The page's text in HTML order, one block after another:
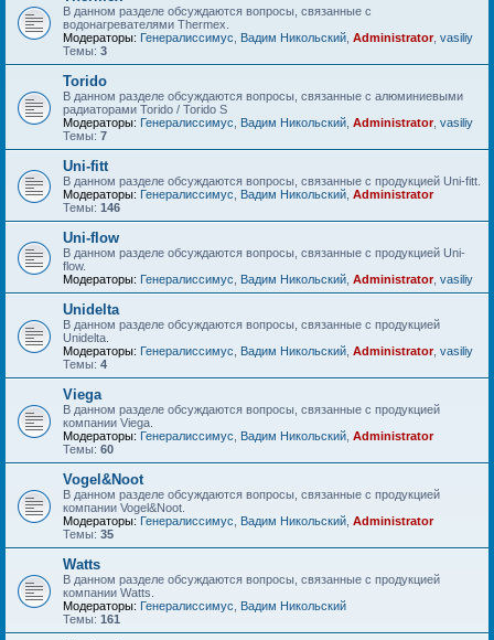
В данном разделе обсуждаются вопросы, связанные с
водонагревателями Thermex.
Модераторы: Генералиссимус Вадим Никольский Administrator, vasiliy
Темы: 3
Torido
В данном разделе обсуждаются вопросы, связанные с алюминиевыми
радиаторами Torido / Torido S
Модераторы: Генералиссимус Вадим Никольский Administrator, vasiliy
Темы: 7
Uni-fitt
В данном разделе обсуждаются вопросы, связанные с продукцией Uni-fitt.
Модераторы: Генералиссимус Вадим Никольский Administrator
Темы: 146
Uni-flow
В данном разделе обсуждаются вопросы, связанные с продукцией Uni-
flow.
Модераторы: Генералиссимус Вадим Никольский Administrator, vasiliy
Unidelta
В данном разделе обсуждаются вопросы, связанные с продукцией
Unidelta.
Модераторы: Генералиссимус Вадим Никольский Administrator, vasiliy
Темы: 4
Viega
В данном разделе обсуждаются вопросы, связанные с продукцией
компании Viega.
Модераторы: Генералиссимус Вадим Никольский Administrator
Темы: 60
Vogel&Noot
В данном разделе обсуждаются вопросы, связанные с продукцией
компании Vogel&Noot.
Модераторы: Генералиссимус Вадим Никольский Administrator
Темы: 35
Watts
В данном разделе обсуждаются вопросы, связанные с продукцией
компании Watts.
Модераторы: Генералиссимус
Вадим Никольский
Темы: 161